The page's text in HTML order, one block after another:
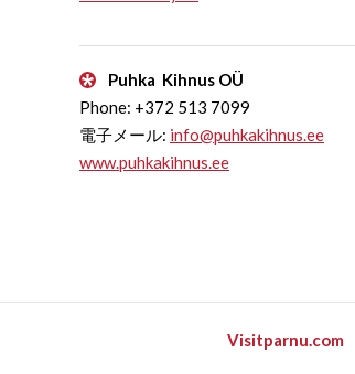
Puhka Kihnus OÜ
Phone: +372 513 7099
電子メール: info@puhkakihnus.ee
www.puhkakihnus.ee
Visitparnu.com